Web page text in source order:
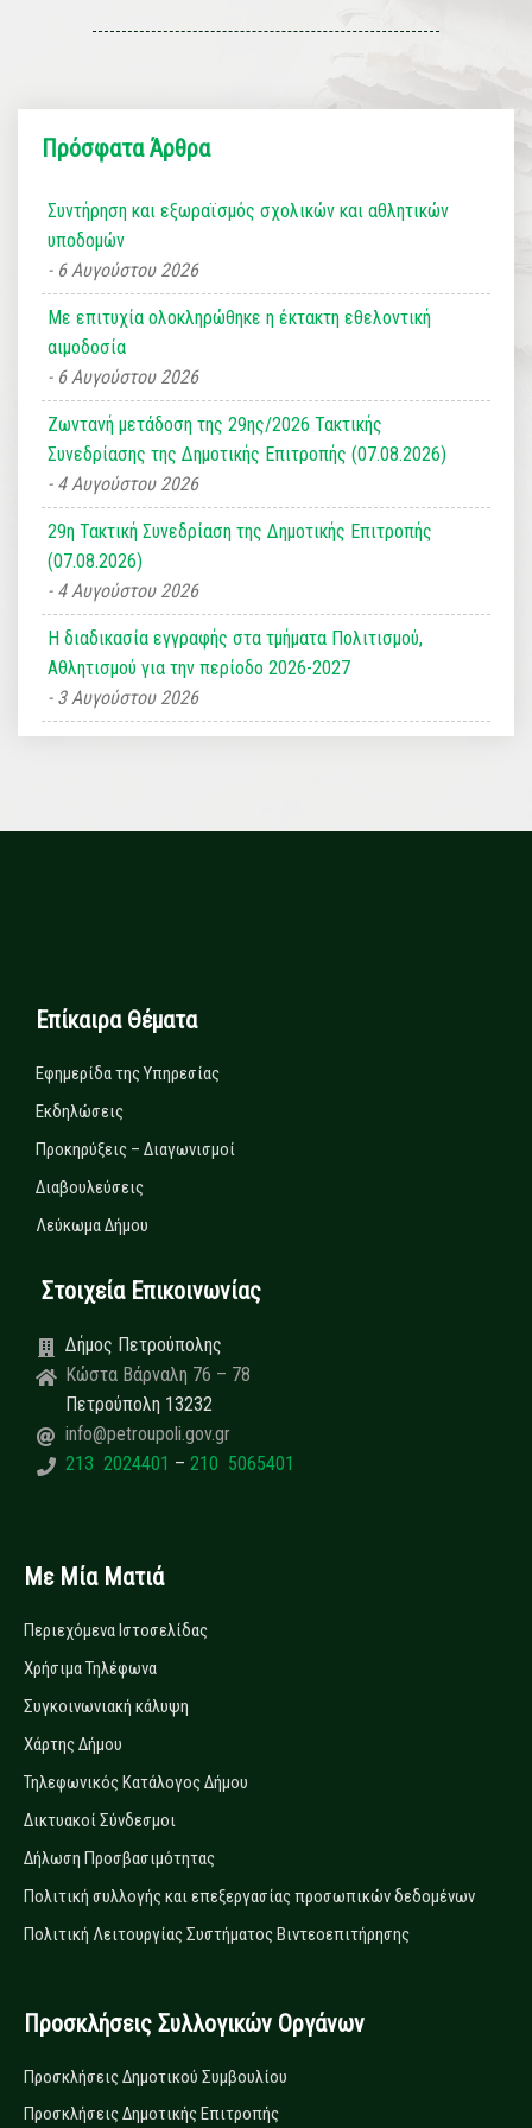
Πρόσφατα Άρθρα
Συντήρηση και εξωραϊσμός σχολικών και αθλητικών
υποδομών
6 Αυγούστου 2026
Με επιτυχία ολοκληρώθηκε η έκτακτη εθελοντική
αιμοδοσία
6 Αυγούστου 2026
Ζωντανή μετάδοση της 29ης/2026 Τακτικής
Συνεδρίασης της Δημοτικής Επιτροπής (07.08.2026)
4 Αυγούστου 2026
29η Τακτική Συνεδρίαση της Δημοτικής Επιτροπής
(07.08.2026)
4 Αυγούστου 2026
Η διαδικασία εγγραφής στα τμήματα Πολιτισμού,
Αθλητισμού για την περίοδο 2026-2027
3 Αυγούστου 2026
Επίκαιρα Θέματα
Εφημερίδα της Υπηρεσίας
Εκδηλώσεις
Προκηρύξεις – Διαγωνισμοί
Διαβουλεύσεις
Λεύκωμα Δήμου
Στοιχεία Επικοινωνίας
Δήμος Πετρούπολης
Κώστα Βάρναλη 76 – 78
Πετρούπολη 13232
info@petroupoli.gov.gr
213 2024401 – 210 5065401
Με Μία Ματιά
Περιεχόμενα Ιστοσελίδας
Χρήσιμα Τηλέφωνα
Συγκοινωνιακή κάλυψη
Χάρτης Δήμου
Τηλεφωνικός Κατάλογος Δήμου
Δικτυακοί Σύνδεσμοι
Δήλωση Προσβασιμότητας
Πολιτική συλλογής και επεξεργασίας προσωπικών δεδομένων
Πολιτική Λειτουργίας Συστήματος Βιντεοεπιτήρησης
Προσκλήσεις Συλλογικών Οργάνων
Προσκλήσεις Δημοτικού Συμβουλίου
Προσκλήσεις Δημοτικής Επιτροπής